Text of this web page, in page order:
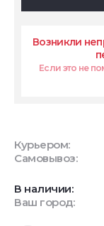
Возникли
Если это не
Курьером:
Самовывоз:
В наличии:
Ваш город: